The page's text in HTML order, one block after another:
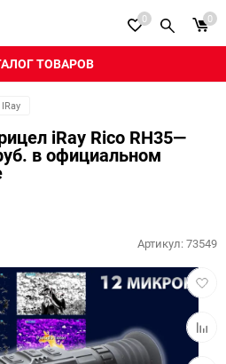
ТОВАРОВ
0 0
iRay Rico RH35—
в официальном
в
к
Артикул:73549